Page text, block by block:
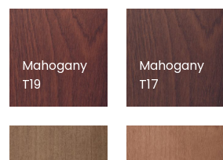
Mahogany
T19
Mahogany
T17